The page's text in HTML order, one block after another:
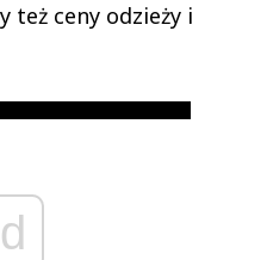
też ceny odzieży i